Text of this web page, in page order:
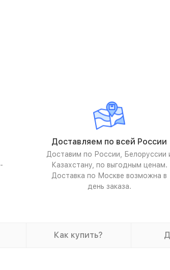
Доставляем по всей России
Доставим по России, Белоруссии
Казахстану, по выгодным ценам.
Доставка по Москве возможна в
день заказа.
Как купить?